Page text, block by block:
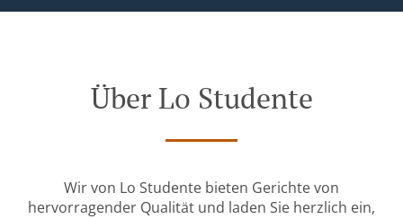
Über Lo Studente
Wir von Lo Studente bieten Gerichte von
hervorragender Qualität und laden Sie herzlich ein,